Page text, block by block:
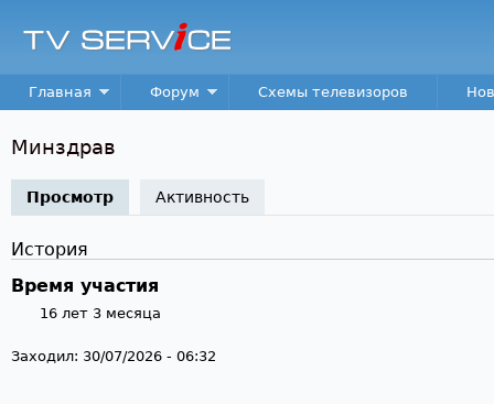
TV
Service
Main menu
Главная Форум Схемы телевизоров
Минздрав
Просмотр (активная вкладка)
Активность
История
Время участия
16 лет 3 месяца
Заходил: 30/07/2026 - 06:32